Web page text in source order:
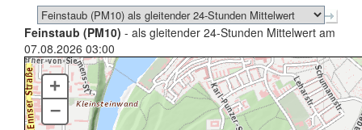
Feinstaub (PM10) - als gleitender 24-Stunden Mittelwert am
07.08.2026 03:00
+
–